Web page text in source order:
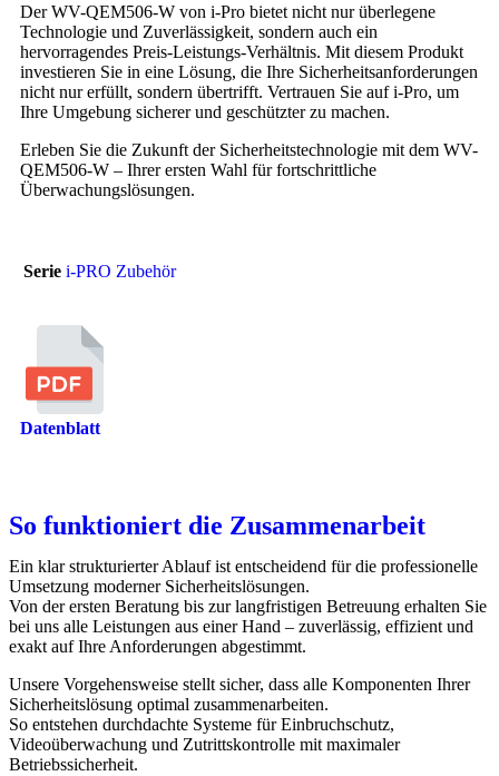
Der WV-QEM506-W von i-Pro bietet nicht nur überlegene
Technologie und Zuverlässigkeit, sondern auch ein
hervorragendes Preis-Leistungs-Verhältnis. Mit diesem Produkt
investieren Sie in eine Lösung, die Ihre Sicherheitsanforderungen
nicht nur erfüllt, sondern übertrifft. Vertrauen Sie auf i-Pro, um
Ihre Umgebung sicherer und geschützter zu machen.
Erleben Sie die Zukunft der Sicherheitstechnologie mit dem WV-
QEM506-W – Ihrer ersten Wahl für fortschrittliche
Überwachungslösungen.
Serie i-PRO Zubehör
Datenblatt
So funktioniert die Zusammenarbeit
Ein klar strukturierter Ablauf ist entscheidend für die professionelle
Umsetzung moderner Sicherheitslösungen.
Von der ersten Beratung bis zur langfristigen Betreuung erhalten Sie
bei uns alle Leistungen aus einer Hand – zuverlässig, effizient und
exakt auf Ihre Anforderungen abgestimmt.
Unsere Vorgehensweise stellt sicher, dass alle Komponenten Ihrer
Sicherheitslösung optimal zusammenarbeiten.
So entstehen durchdachte Systeme für Einbruchschutz,
Videoüberwachung und Zutrittskontrolle mit maximaler
Betriebssicherheit.